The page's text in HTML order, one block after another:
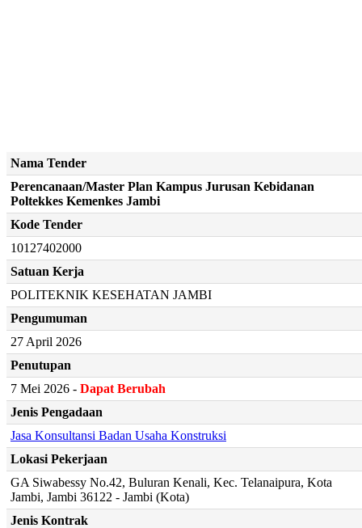
Nama Tender
Perencanaan/Master Plan Kampus Jurusan Kebidanan
Poltekkes Kemenkes Jambi
Kode Tender
10127402000
Satuan Kerja
POLITEKNIK KESEHATAN JAMBI
Pengumuman
27 April 2026
Penutupan
7 Mei 2026 - Dapat Berubah
Jenis Pengadaan
Jasa Konsultansi Badan Usaha Konstruksi
Lokasi Pekerjaan
GA Siwabessy No.42, Buluran Kenali, Kec. Telanaipura, Kota
Jambi, Jambi 36122 - Jambi (Kota)
Jenis Kontrak